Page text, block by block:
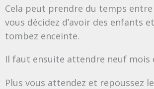
Cela peut prendre du temps
vous décidez d’avoir des enfants
tombez enceinte.
Il faut ensuite attendre neuf mois
Plus vous attendez et repoussez